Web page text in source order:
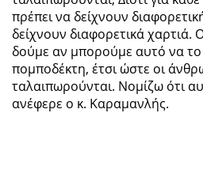
πρέπει να δείχνουν
δείχνουν διαφορετικά χαρτιά.
δούμε αν μπορούμε αυτό να
πομποδέκτη, έτσι ώστε οι
ταλαιπωρούνται. Νομίζω ότι
ανέφερε ο κ. Καραμανλής.